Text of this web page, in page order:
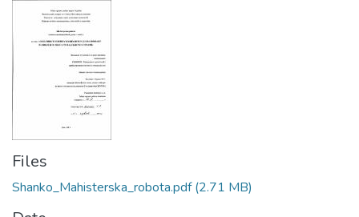
Files
Shanko_Mahisterska_robota.pdf(2.71 MB)